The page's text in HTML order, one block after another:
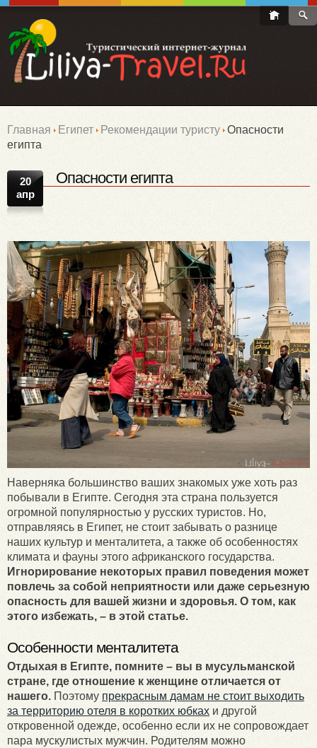
Главная Египет Рекомендации туристу Опасности
египта
20
апр
Опасности египта
Наверняка большинство ваших знакомых уже хоть раз
побывали в Египте. Сегодня эта страна пользуется
огромной популярностью у русских туристов. Но,
отправляясь в Египет, не стоит забывать о разнице
наших культур и менталитета, а также об особенностях
климата и фауны этого африканского государства.
Игнорирование некоторых правил поведения может
повлечь за собой неприятности или даже серьезную
опасность для вашей жизни и здоровья. О том, как
этого избежать, – в этой статье.
Особенности менталитета
Отдыхая в Египте, помните – вы в мусульманской
стране, где отношение к женщине отличается от
нашего. Поэтому прекрасным дамам не стоит выходить
за территорию отеля в коротких юбках и другой
откровенной одежде, особенно если их не сопровождает
пара мускулистых мужчин. Родителям можно